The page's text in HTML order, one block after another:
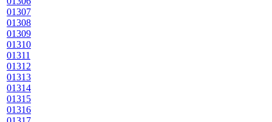
01307
01308
01309
01310
01311
01312
01313
01314
01315
01316